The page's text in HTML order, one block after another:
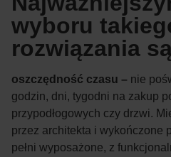
wyboru
rozwiązania
oszczędność czasu – nie
godzin, dni, tygodni na zakup
przypodłogowych czy drzwi.
przez architekta i wykończone
pełni wyposażone, z